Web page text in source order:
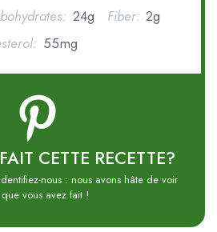
24g Fiber: 2g
55mg
CETTE RECETTE?
nous : nous avons hâte de voir
vous avez fait !